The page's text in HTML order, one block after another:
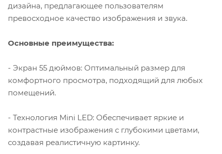
дизайна, предлагающее пользователям
превосходное качество изображения и звука.
Основные преимущества:
- Экран 55 дюймов: Оптимальный размер для
комфортного просмотра, подходящий для любых
помещений.
- Технология Mini LED: Обеспечивает яркие и
контрастные изображения с глубокими цветами,
создавая реалистичную картинку.